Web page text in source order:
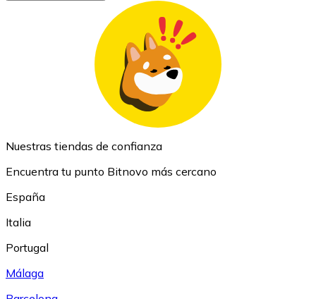
Nuestras tiendas de confianza
Encuentra tu punto Bitnovo más cercano
España
Italia
Portugal
Málaga